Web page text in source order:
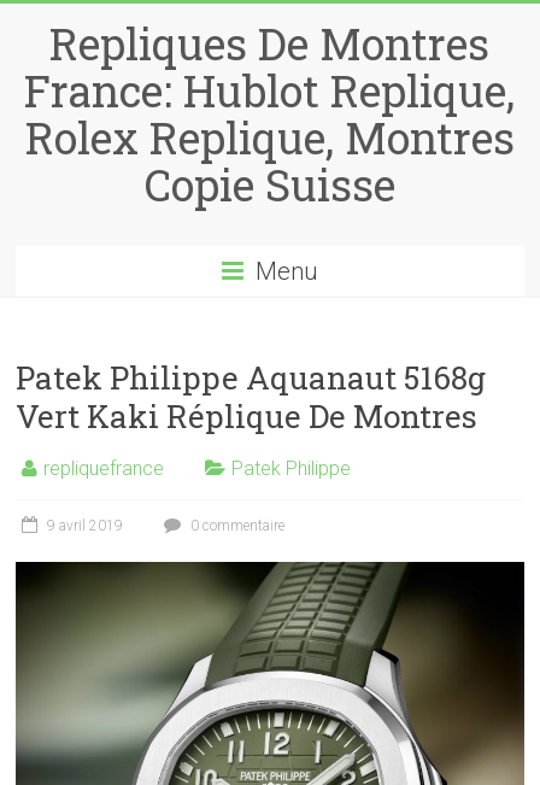
Repliques De Montres
France: Hublot Replique,
Rolex Replique, Montres
Copie Suisse
Menu
Patek Philippe Aquanaut 5168g
Vert Kaki Réplique De Montres
repliquefrance Patek Philippe
9 avril 2019 0 commentaire